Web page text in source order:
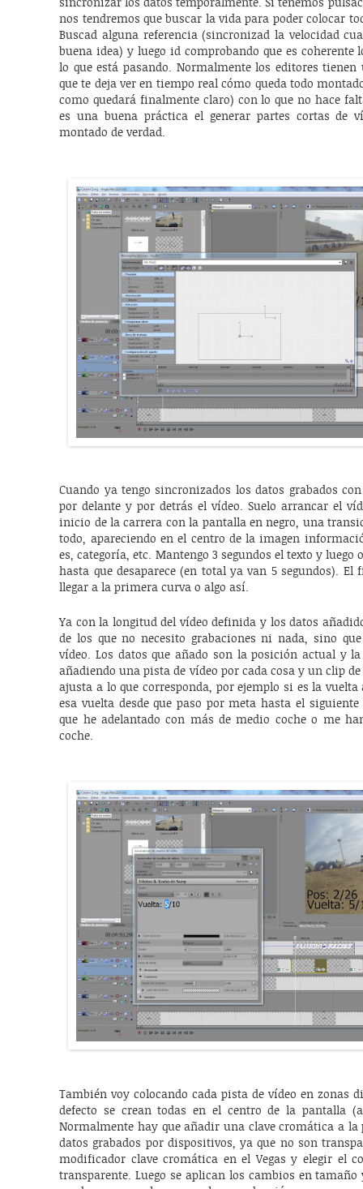
sincronizar los datos temporalmente. Si tenemos
nos tendremos que buscar la vida para poder colocar
Buscad alguna referencia (sincronizad la velocidad
buena idea) y luego id comprobando que es coherente
lo que está pasando. Normalmente los editores
que te deja ver en tiempo real cómo queda todo
como quedará finalmente claro) con lo que no hace
es una buena práctica el generar partes cortas de
montado de verdad.
Cuando ya tengo sincronizados los datos grabados
por delante y por detrás el vídeo. Suelo arrancar el
inicio de la carrera con la pantalla en negro, una
todo, apareciendo en el centro de la imagen
es, categoría, etc. Mantengo 3 segundos el texto y
hasta que desaparece (en total ya van 5 segundos).
llegar a la primera curva o algo así.
Ya con la longitud del vídeo definida y los datos
de los que no necesito grabaciones ni nada, sino
vídeo. Los datos que añado son la posición actual y
añadiendo una pista de vídeo por cada cosa y un clip
ajusta a lo que corresponda, por ejemplo si es la
esa vuelta desde que paso por meta hasta el
que he adelantado con más de medio coche o me
coche.
También voy colocando cada pista de vídeo en zonas
defecto se crean todas en el centro de la pantalla
Normalmente hay que añadir una clave cromática a la
datos grabados por dispositivos, ya que no son
modificador clave cromática en el Vegas y elegir el
transparente. Luego se aplican los cambios en